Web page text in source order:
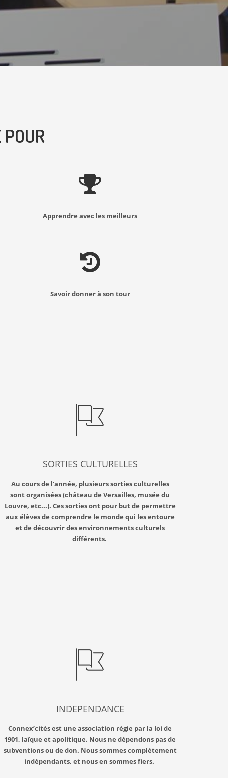
Apprendre avec les meilleurs
Savoir donner à son tour
SORTIES CULTURELLES
Au cours de l'année, plusieurs sorties culturelles
sont organisées (château de Versailles, musée du
Louvre, etc...). Ces sorties ont pour but de permettre
aux élèves de comprendre le monde qui les entoure
et de découvrir des environnements culturels
différents.
INDEPENDANCE
Connex’cités est une association régie par la loi de
1901, laïque et apolitique. Nous ne dépendons pas de
subventions ou de don. Nous sommes complètement
indépendants, et nous en sommes fiers.